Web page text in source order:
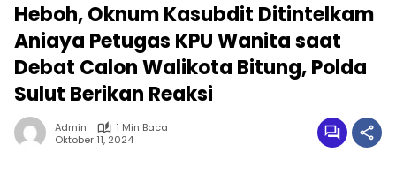
Heboh, Oknum Kasubdit Ditintelkam
Aniaya Petugas KPU Wanita saat
Debat Calon Walikota Bitung, Polda
Sulut Berikan Reaksi
Admin
1 Min Baca
Oktober 11, 2024